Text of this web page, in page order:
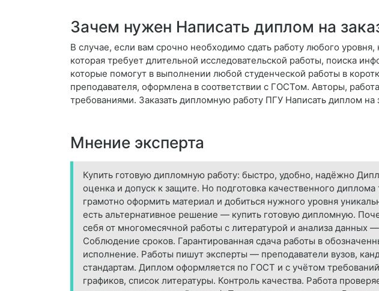
Зачем нужен Написать диплом на
В случае, если вам срочно необходимо сдать работу любого
которая требует длительной исследовательской работы, поиска
которые помогут в выполнении любой студенческой работы в
преподавателя, оформлена в соответствии с ГОСТом. Авторы,
требованиями. Заказать дипломную работу ПГУ Написать диплом
Мнение эксперта
Купить готовую дипломную работу: быстро, удобно, надёжно
оценка и допуск к защите. Но подготовка качественного
грамотно оформить материал и добиться нужного уровня
есть альтернативное решение — купить готовую дипломную.
себя от многомесячной работы с литературой и анализа данных
Соблюдение сроков. Гарантированная сдача работы в
исполнение. Работы пишут эксперты — преподаватели вузов,
стандартам. Диплом оформляется по ГОСТ и с учётом
графиков, список литературы. Контроль качества. Работа